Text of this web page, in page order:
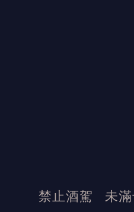
禁止酒駕 未